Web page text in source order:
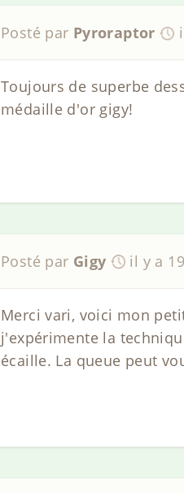
Posté par Pyroraptor
Toujours de superbe
médaille d'or gigy!
Posté par Gigy il y a
Merci vari, voici mon
j'expérimente la
écaille. La queue peut